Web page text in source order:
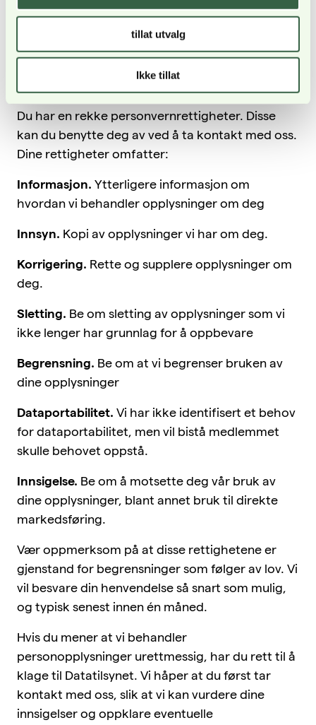
tillat utvalg
Ikke tillat
lenge det følger av lov, og der det oppstår et
særlig behov, f.eks. ved klager eller krav som
Du har en rekke personvernrettigheter. Disse
kan du benytte deg av ved å ta kontakt med oss.
Dine rettigheter omfatter:
Informasjon. Ytterligere informasjon om
hvordan vi behandler opplysninger om deg
Innsyn. Kopi av opplysninger vi har om deg.
Korrigering. Rette og supplere opplysninger om
deg.
Sletting. Be om sletting av opplysninger som vi
ikke lenger har grunnlag for å oppbevare
Begrensning. Be om at vi begrenser bruken av
dine opplysninger
Dataportabilitet. Vi har ikke identifisert et behov
for dataportabilitet, men vil bistå medlemmet
skulle behovet oppstå.
Innsigelse. Be om å motsette deg vår bruk av
dine opplysninger, blant annet bruk til direkte
markedsføring.
Vær oppmerksom på at disse rettighetene er
gjenstand for begrensninger som følger av lov. Vi
vil besvare din henvendelse så snart som mulig,
og typisk senest innen én måned.
Hvis du mener at vi behandler
personopplysninger urettmessig, har du rett til å
klage til Datatilsynet. Vi håper at du først tar
kontakt med oss, slik at vi kan vurdere dine
innsigelser og oppklare eventuelle